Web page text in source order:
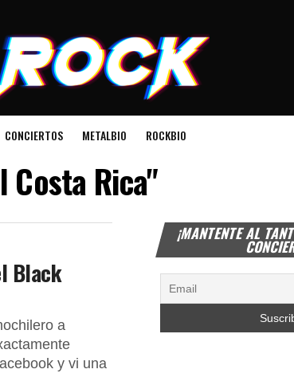
CONCIERTOS METALBIO ROCKBIO
Rica"
Black
a
y vi una
¡MANTENTE AL